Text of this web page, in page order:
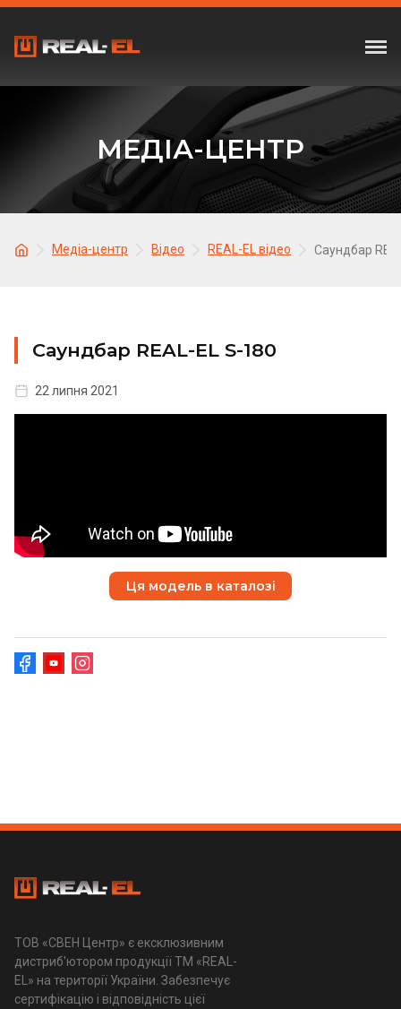
МЕДІА-ЦЕНТР
Медіа-центр Відео REAL-EL відео Саундбар
Саундбар REAL-EL S-180
22 липня 2021
Ця модель в каталозі
ТОВ «СВЕН Центр» є ексклюзивним
дистриб'ютором продукції ТМ «REAL-
EL» на території України. Забезпечує
сертифікацію і відповідність цієї